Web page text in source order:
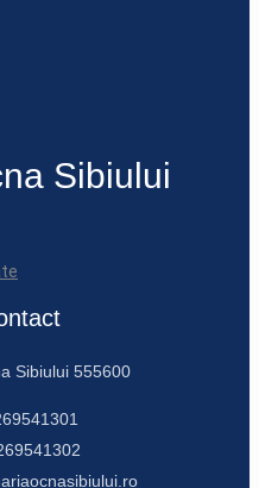
Sibiului
Sibiului 555600